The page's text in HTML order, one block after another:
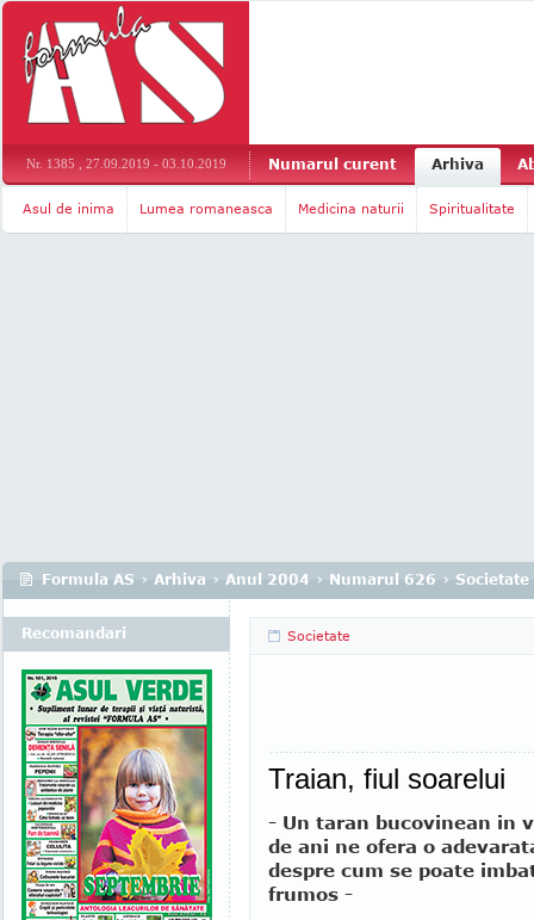
Nr. 1385 , 27.09.2019 - 03.10.2019 Numarul curent Arhiva
Asul de inima Lumea romaneasca Medicina naturii Spiritualitate
Formula AS › Arhiva › Anul 2004 › Numarul 626 › Societate
Societate
Traian, fiul soarelui
- Un taran bucovinean in
de ani ne ofera o
despre cum se poate
frumos -
Recomandari